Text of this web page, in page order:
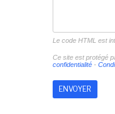
Le code HTML est
Ce site est protégé
confidentialité-